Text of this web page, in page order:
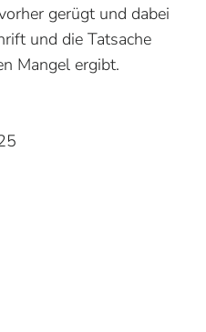
gerügt und dabei
und die Tatsache
Mangel ergibt.